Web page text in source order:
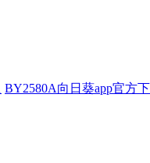
BY2580A向日葵app官方